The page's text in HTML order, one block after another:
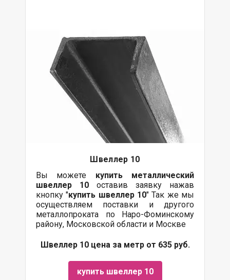
Швеллер 10
Вы можете купить металлический
швеллер 10 оставив заявку нажав
кнопку "купить швеллер 10" Так же мы
осуществляем поставки и другого
металлопроката по Наро-Фоминскому
району, Московской области и Москве
Швеллер 10 цена за метр от 635 руб.
купить швеллер 10